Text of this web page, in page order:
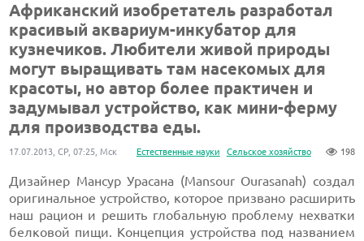
Африканский изобретатель разработал
красивый аквариум-инкубатор для
кузнечиков. Любители живой природы
могут выращивать там насекомых для
красоты, но автор более практичен и
задумывал устройство, как мини-ферму
для производства еды.
Естественные науки Сельское хозяйство 198
17.07.2013, СР, 07:25, Мск
Дизайнер Мансур Урасана (Mansour Ourasanah) создал
оригинальное устройство, которое призвано расширить
наш рацион и решить глобальную проблему нехватки
белковой пищи. Концепция устройства под названием